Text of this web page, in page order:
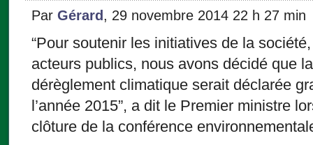
Par Gérard , 29 novembre 2014 22 h 27 min
“Pour soutenir les initiatives de la
acteurs publics, nous avons décidé que
dérèglement climatique serait déclarée
l’année 2015”, a dit le Premier ministre
clôture de la conférence